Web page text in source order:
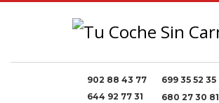
902 88 43 77
644 92 77 31
699 35 52 35
680 27 30 81